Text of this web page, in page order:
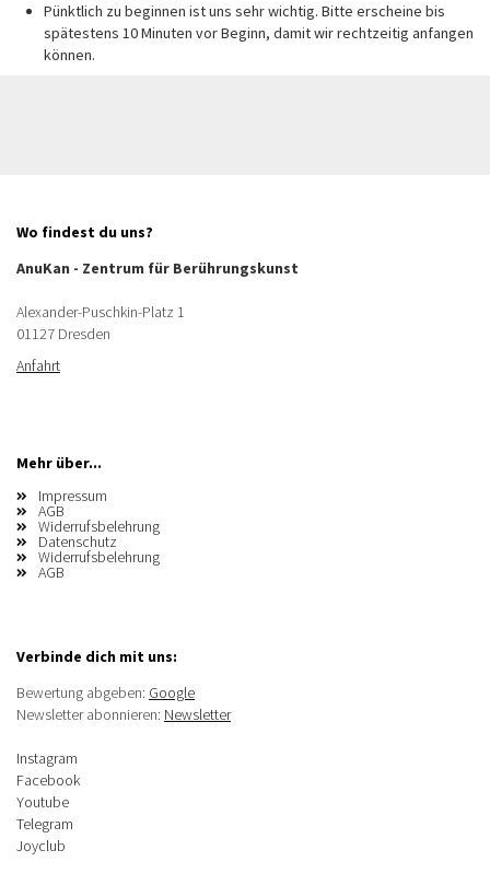
Pünktlich zu beginnen ist uns sehr wichtig. Bitte erscheine bis
spätestens 10 Minuten vor Beginn, damit wir rechtzeitig anfangen
können.
Wo findest du uns?
AnuKan - Zentrum für Berührungskunst
Alexander-Puschkin-Platz 1
01127 Dresden
Anfahrt
Mehr über...
Impressum
AGB
Widerrufsbelehrung
Datenschutz
Widerrufsbelehrung
AGB
Verbinde dich mit uns:
Bewertung abgeben: Google
Newsletter abonnieren: Newsletter
Instagram
Facebook
Youtube
Telegram
Joyclub